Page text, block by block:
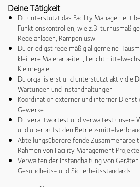
Deine Tätigkeit
Du unterstützt das Facility Management
Funktionskontrollen, wie z.B.
Regelanlagen, Rampen usw.
Du erledigst regelmäßig allgemeine
kleinere Malerarbeiten,
Kleinregalen
Du organisierst und unterstützt aktiv die
Wartungen und Instandhaltungen
Koordination externer und interner
Gewerke
Du verantwortest und verwaltest unsere
und überprüfst den
Abteilungsübergreifende
Rahmen von Facility Management
Verwalten der Instandhaltung von
Gesundheits- und Sicherheitsstandards